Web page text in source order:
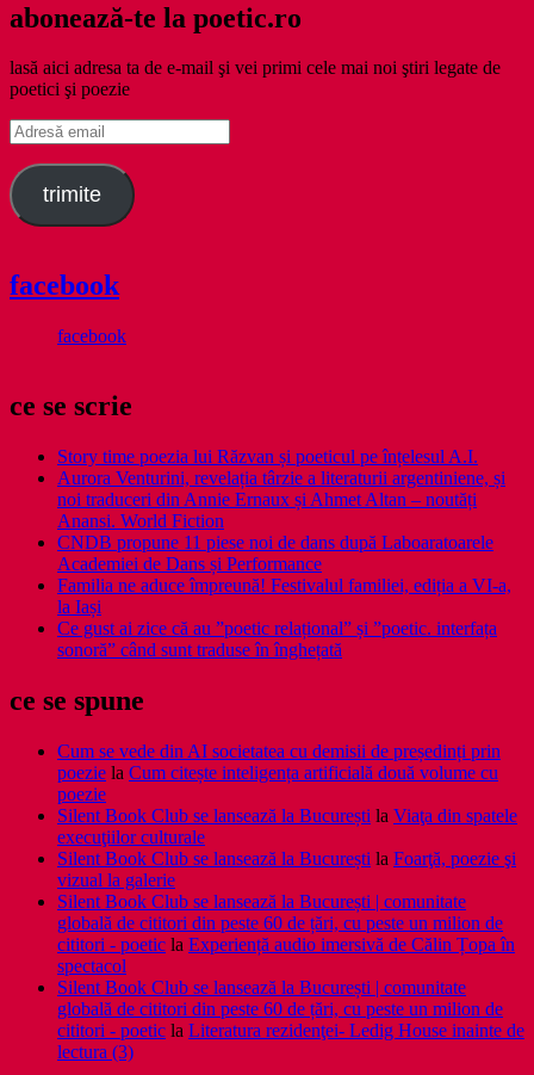
abonează-te la poetic.ro
lasă aici adresa ta de e-mail şi vei primi cele mai noi ştiri legate de
poetici şi poezie
Adresă
email
trimite
facebook
facebook
ce se scrie
Story time poezia lui Răzvan și poeticul pe înțelesul A.I.
Aurora Venturini, revelația târzie a literaturii argentiniene, și
noi traduceri din Annie Ernaux și Ahmet Altan – noutăți
Anansi. World Fiction
CNDB propune 11 piese noi de dans după Laboaratoarele
Academiei de Dans și Performance
Familia ne aduce împreună! Festivalul familiei, ediția a VI-a,
la Iași
Ce gust ai zice că au ”poetic relațional” și ”poetic. interfața
sonoră” când sunt traduse în înghețată
ce se spune
Cum se vede din AI societatea cu demisii de președinți prin
poezie la Cum citește inteligența artificială două volume cu
poezie
Silent Book Club se lansează la București la Viaţa din spatele
execuţiilor culturale
Silent Book Club se lansează la București la Foarţă, poezie şi
vizual la galerie
Silent Book Club se lansează la București | comunitate
globală de cititori din peste 60 de țări, cu peste un milion de
cititori - poetic la Experiență audio imersivă de Călin Țopa în
spectacol
Silent Book Club se lansează la București | comunitate
globală de cititori din peste 60 de țări, cu peste un milion de
cititori - poetic la Literatura rezidenţei- Ledig House inainte de
lectura (3)